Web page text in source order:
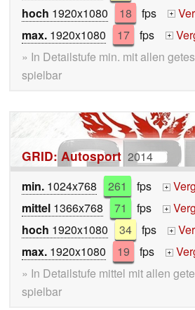
hoch 1920x1080 18 fps +
max. 1920x1080 17 fps +
» In Detailstufe min. mit allen
spielbar
GRID: Autosport 2014
min. 1024x768 261 fps +
mittel 1366x768 71 fps +
hoch 1920x1080 34 fps +
max. 1920x1080 19 fps +
» In Detailstufe mittel mit allen
spielbar